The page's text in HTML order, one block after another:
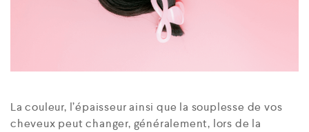
La couleur, l’épaisseur ainsi que la souplesse de vos
cheveux peut changer, généralement, lors de la